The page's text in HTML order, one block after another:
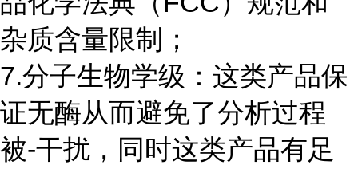
杂质含量限制；
7.分子生物学级：这类产品保
证无酶从而避免了分析过程
被-干扰，同时这类产品有足